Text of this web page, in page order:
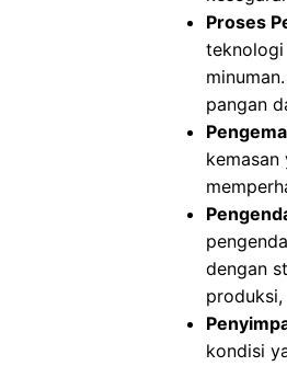
Proses
teknologi
pangan
kemasan
dengan
kondisi